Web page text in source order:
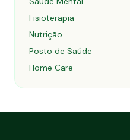
Fisioterapia
Nutrição
Posto de Saúde
Home Care